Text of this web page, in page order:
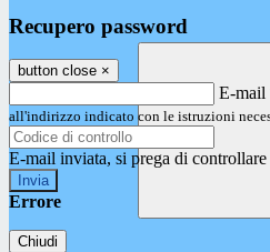
Recupero password
button close ×
E-mail
all'indirizzo indicato con le istruzioni
E-mail inviata, si prega di
Errore
Chiudi